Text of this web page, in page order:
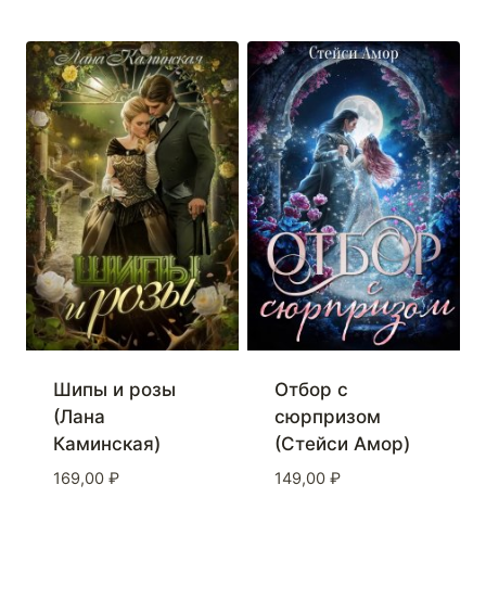
Шипы и розы
(Лана
Каминская)
169,00 ₽
Отбор с
сюрпризом
(Стейси Амор)
149,00 ₽